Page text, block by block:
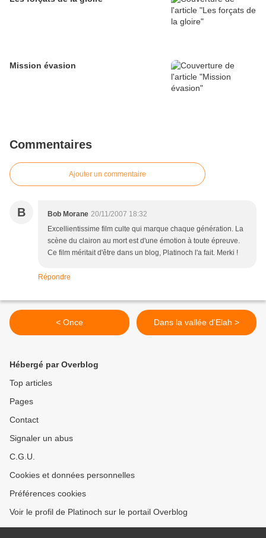
Mission évasion
Commentaires
Ajouter un commentaire
B Bob Morane 20/11/2007 18:32
Excellientissime film culte qui marque chaque génération. La
scène du clairon au mort est d'une émotion à toute épreuve.
Ce film méritait d'être dans un blog, Platinoch l'a fait. Merki !
Répondre
< Once Dans la vallée d'Elah >
Hébergé par Overblog
Top articles
Pages
Contact
Signaler un abus
C.G.U.
Cookies et données personnelles
Préférences cookies
Voir le profil de Platinoch sur le portail Overblog